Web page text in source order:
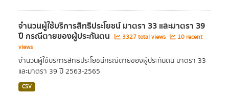
จำนวนผู้ใช้บริการสิทธิประโยชน์ มาตรา 33 และมาตรา 39
ปี กรณีตายของผู้ประกันตน 3327 total views
10 recent
views
จำนวนผู้ใช้บริการสิทธิประโยชน์กรณีตายของผู้ประกันตน มาตรา 33
และมาตรา 39 ปี 2563-2565
CSV